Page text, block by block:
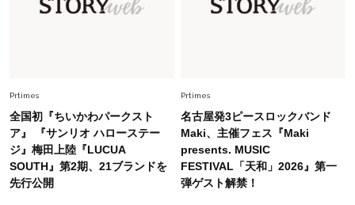
Fashion 2026.7.9
26年夏は「小ぶり」が大流行中！人と被らない
【最旬かごバッグ】6選
Prtimes
全国初『ちいかわパークスト
ア』 『サンリオ ハローステー
ジ』梅田上陸『LUCUA
SOUTH』第2期、21ブランドを
先行公開
Prtimes
名古屋発3ピースロックバンド
Maki、主催フェス『Maki
presents. MUSIC
FESTIVAL「天和」2026』第一
弾ゲスト解禁！